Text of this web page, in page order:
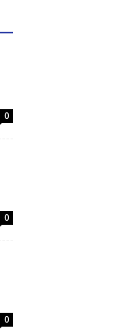
0
0
0